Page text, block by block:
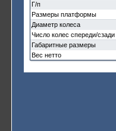
Г/п
Размеры платформы
Диаметр колеса
Число колес спереди/сзади
Габаритные размеры
Вес нетто